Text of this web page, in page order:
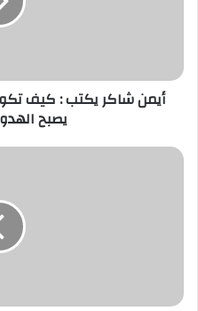
ر
أيمن شاكر يكتب : كيف
يصبح